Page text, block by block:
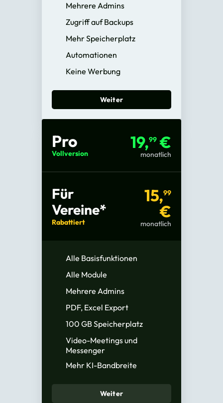
Mehrere Admins
Zugriff auf Backups
Mehr Speicherplatz
Automationen
Keine Werbung
Weiter
Pro
Vollversion
19,99 €
monatlich
Für
Vereine*
Rabattiert
15,99
€
monatlich
Alle Basisfunktionen
Alle Module
Mehrere Admins
PDF, Excel Export
100 GB Speicherplatz
Video-Meetings und
Messenger
Mehr KI-Bandbreite
Weiter